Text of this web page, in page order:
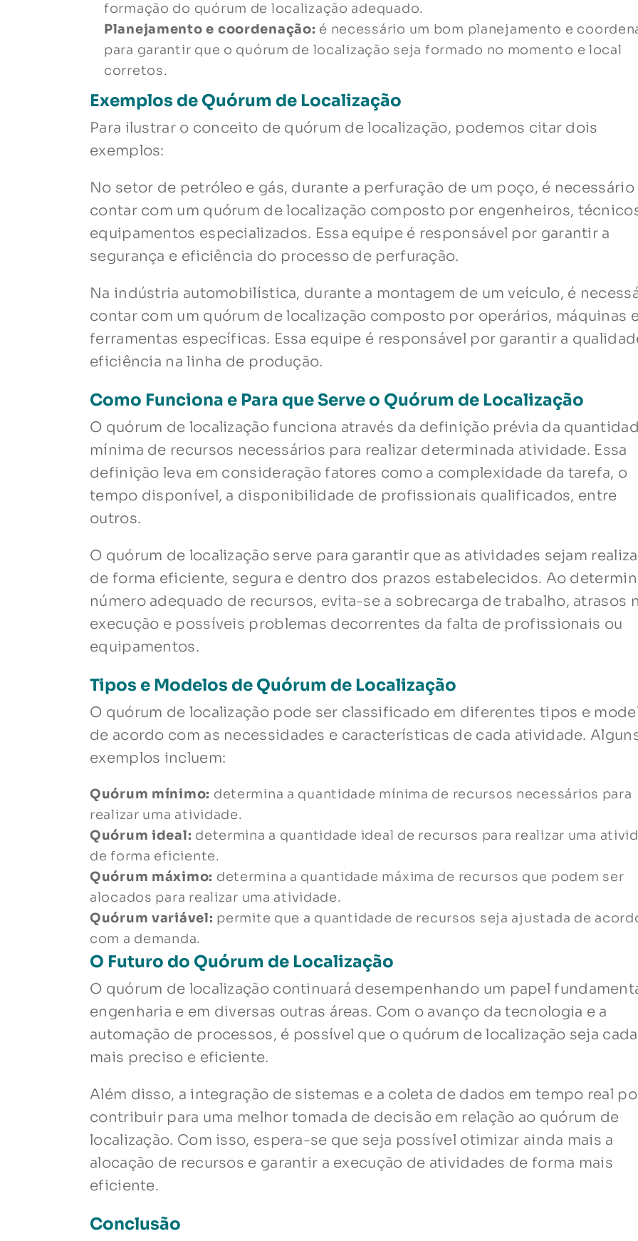
formação do quórum de localização adequado.
Planejamento e coordenação: é necessário um bom planejamento e
para garantir que o quórum de localização seja formado no momento e local
corretos.
Exemplos de Quórum de Localização
Para ilustrar o conceito de quórum de localização, podemos citar dois
exemplos:
No setor de petróleo e gás, durante a perfuração de um poço, é necessário
contar com um quórum de localização composto por engenheiros,
equipamentos especializados. Essa equipe é responsável por garantir a
segurança e eficiência do processo de perfuração.
Na indústria automobilística, durante a montagem de um veículo, é
contar com um quórum de localização composto por operários, máquinas
ferramentas específicas. Essa equipe é responsável por garantir a
eficiência na linha de produção.
Como Funciona e Para que Serve o Quórum de Localização
O quórum de localização funciona através da definição prévia da
mínima de recursos necessários para realizar determinada atividade. Essa
definição leva em consideração fatores como a complexidade da tarefa, o
tempo disponível, a disponibilidade de profissionais qualificados, entre
outros.
O quórum de localização serve para garantir que as atividades sejam
de forma eficiente, segura e dentro dos prazos estabelecidos. Ao
número adequado de recursos, evita-se a sobrecarga de trabalho, atrasos
execução e possíveis problemas decorrentes da falta de profissionais ou
equipamentos.
Tipos e Modelos de Quórum de Localização
O quórum de localização pode ser classificado em diferentes tipos e
de acordo com as necessidades e características de cada atividade.
exemplos incluem:
Quórum mínimo: determina a quantidade mínima de recursos necessários para
realizar uma atividade.
Quórum ideal: determina a quantidade ideal de recursos para realizar uma
de forma eficiente.
Quórum máximo: determina a quantidade máxima de recursos que podem ser
alocados para realizar uma atividade.
Quórum variável: permite que a quantidade de recursos seja ajustada de
com a demanda.
O Futuro do Quórum de Localização
O quórum de localização continuará desempenhando um papel
engenharia e em diversas outras áreas. Com o avanço da tecnologia e a
automação de processos, é possível que o quórum de localização seja
mais preciso e eficiente.
Além disso, a integração de sistemas e a coleta de dados em tempo real
contribuir para uma melhor tomada de decisão em relação ao quórum de
localização. Com isso, espera-se que seja possível otimizar ainda mais a
alocação de recursos e garantir a execução de atividades de forma mais
eficiente.
Conclusão